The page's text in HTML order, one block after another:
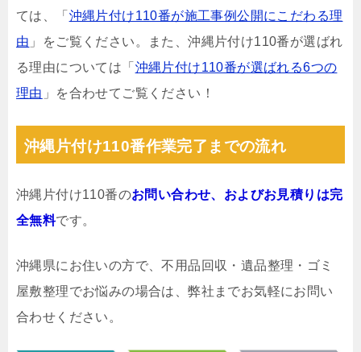
ては、「 沖縄片付け110番が施工事例公開にこだわる理
由 」をご覧ください。また、沖縄片付け110番が選ばれ
る理由については「 沖縄片付け110番が選ばれる6つの
理由 」を合わせてご覧ください！
沖縄片付け110番作業完了までの流れ
沖縄片付け110番のお問い合わせ、およびお見積りは完
全無料です。
沖縄県にお住いの方で、不用品回収・遺品整理・ゴミ
屋敷整理でお悩みの場合は、弊社までお気軽にお問い
合わせください。